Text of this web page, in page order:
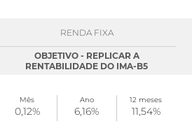
RENDA FIXA
OBJETIVO - REPLICAR A
RENTABILIDADE DO IMA-B5
Mês
0,12%
Ano
6,16%
12 meses
11,54%